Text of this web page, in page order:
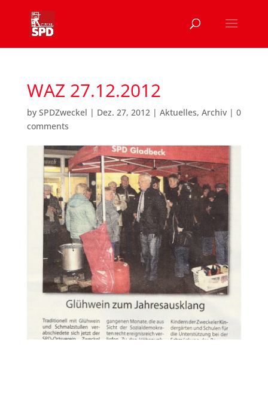
WAZ 27.12.2012
by SPDZweckel | Dez. 27, 2012| Aktuelles, Archiv| 0
comments